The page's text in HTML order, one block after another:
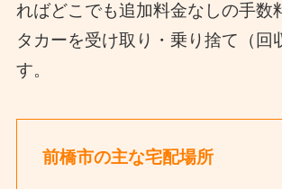
ればどこでも追加料金なしの手数
タカーを受け取り・乗り捨て（回
す。
前橋市の主な宅配場所